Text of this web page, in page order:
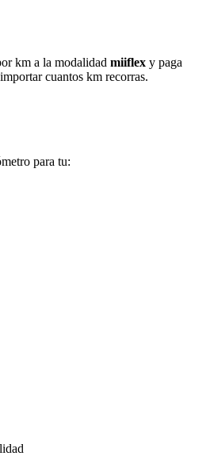
km a la modalidad miiflex y paga
cuantos km recorras.
para tu: